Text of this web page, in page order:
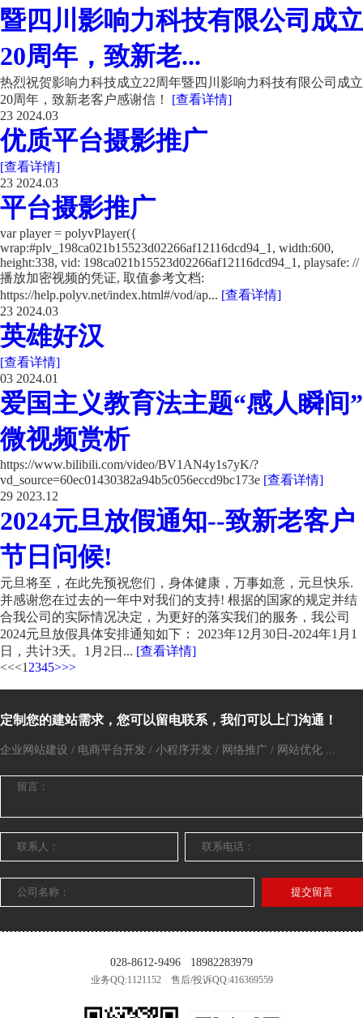
暨四川影响力科技有限公司成立
20周年，致新老...
热烈祝贺影响力科技成立22周年暨四川影响力科技有限公司成立
20周年，致新老客户感谢信！ [查看详情]
23 2024.03
优质平台摄影推广
[查看详情]
23 2024.03
平台摄影推广
var player = polyvPlayer({
wrap:#plv_198ca021b15523d02266af12116dcd94_1, width:600,
height:338, vid: 198ca021b15523d02266af12116dcd94_1, playsafe: //
播放加密视频的凭证, 取值参考文档:
https://help.polyv.net/index.html#/vod/ap... [查看详情]
23 2024.03
英雄好汉
[查看详情]
03 2024.01
爱国主义教育法主题“感人瞬间”
微视频赏析
https://www.bilibili.com/video/BV1AN4y1s7yK/?
vd_source=60ec01430382a94b5c056eccd9bc173e [查看详情]
29 2023.12
2024元旦放假通知--致新老客户
节日问候!
元旦将至，在此先预祝您们，身体健康，万事如意，元旦快乐.
并感谢您在过去的一年中对我们的支持! 根据的国家的规定并结
合我公司的实际情况决定，为更好的落实我们的服务，我公司
2024元旦放假具体安排通知如下： 2023年12月30日-2024年1月1
日，共计3天。1月2日... [查看详情]
<<<1 2345>>>
定制您的建站需求，您可以留电联系，我们可以上门沟通！
企业网站建设 / 电商平台开发 / 小程序开发 / 网络推广 / 网站优化 ...
提交留言
028-8612-9496 18982283979
业务QQ:1121152 售后/投诉QQ:416369559